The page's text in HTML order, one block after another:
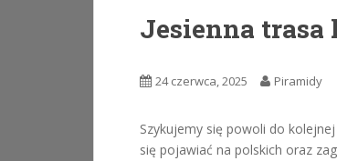
Jesienna trasa
24 czerwca, 2025 Piramidy
Szykujemy się powoli do
się pojawiać na polskich oraz